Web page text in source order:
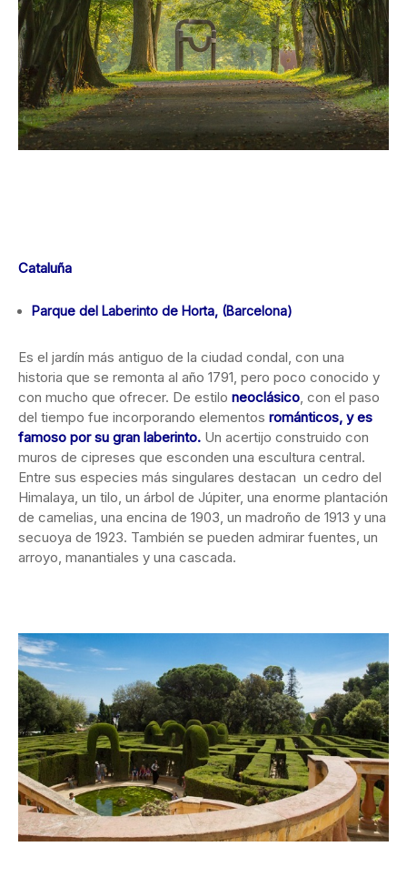
Cataluña
Parque del Laberinto de Horta, (Barcelona)
Es el jardín más antiguo de la ciudad condal, con una
historia que se remonta al año 1791, pero poco conocido y
con mucho que ofrecer. De estilo neoclásico , con el paso
del tiempo fue incorporando elementos románticos, y es
famoso por su gran laberinto. Un acertijo construido con
muros de cipreses que esconden una escultura central.
Entre sus especies más singulares destacan un cedro del
Himalaya, un tilo, un árbol de Júpiter, una enorme plantación
de camelias, una encina de 1903, un madroño de 1913 y una
secuoya de 1923. También se pueden admirar fuentes, un
arroyo, manantiales y una cascada.